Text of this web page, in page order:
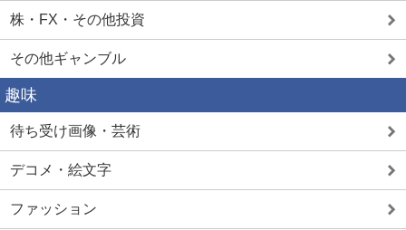
株・FX・その他投資
その他ギャンブル
趣味
待ち受け画像・芸術
デコメ・絵文字
ファッション